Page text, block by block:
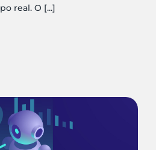
real. O [...]